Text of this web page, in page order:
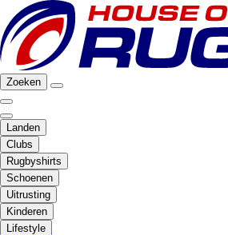
Zoeken
Landen
Clubs
Rugbyshirts
Schoenen
Uitrusting
Kinderen
Lifestyle